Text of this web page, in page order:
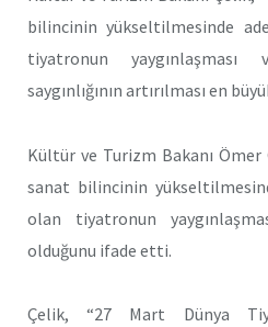
bilincinin yükseltilmesinde
tiyatronun
saygınlığının artırılması en
Kültür ve Turizm Bakanı Ömer
sanat bilincinin
olan tiyatronun
olduğunu ifade etti.
Çelik, “27 Mart Dünya